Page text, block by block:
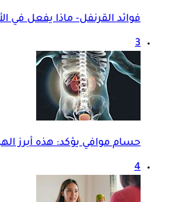
فوائد القرنفل- ماذا يفعل في
3
حسام موافي يؤكد: هذه أبرز
4